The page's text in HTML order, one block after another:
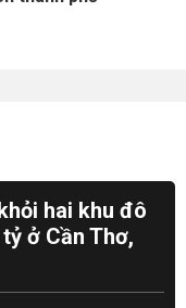
hai khu đô
ở Cần Thơ,